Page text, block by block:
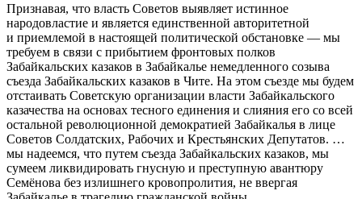
Признавая, что власть Советов выявляет истинное
народовлaстие и является единственной авторитетной
и приемлемой в настоящей политической обстановке — мы
требуем в связи с прибытием фронтовых полков
Забайкальских казаков в Забайкалье немедленного созыва
съезда Забайкальских казаков в Чите. На этом съезде мы будем
отстаивать Советскую организации власти Забайкальского
казачества на основах тесного единения и слияния его со всей
остальной революционной демократией Забайкалья в лице
Советов Солдатских, Рабочих и Крестьянских Депутатов. …
мы надеемся, что путем съезда Забайкальских казаков, мы
сумеем ликвидировать гнусную и преступную авантюру
Семёнова без излишнего кровопролития, не ввергая